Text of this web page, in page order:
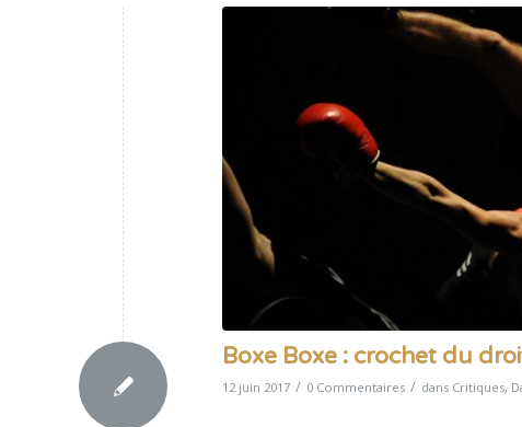
Boxe Boxe : crochet du
12 juin 2017 / 0 Commentaires / dans Critiques,